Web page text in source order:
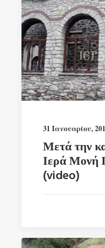
31 Ιανουαρίου,
Μετά την
Ιερά Μονή
(video)